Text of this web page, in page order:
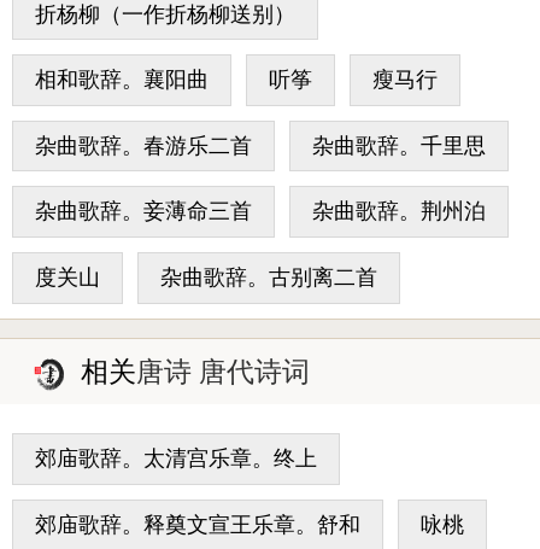
折杨柳（一作折杨柳送别）
相和歌辞。襄阳曲 听筝 瘦马行
杂曲歌辞。春游乐二首 杂曲歌辞。千里思
杂曲歌辞。妾薄命三首 杂曲歌辞。荆州泊
度关山 杂曲歌辞。古别离二首
相关唐诗 唐代诗词
郊庙歌辞。太清宫乐章。终上
郊庙歌辞。释奠文宣王乐章。舒和 咏桃